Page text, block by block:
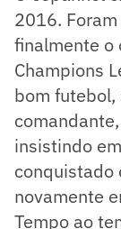
2016.
finalmente o
Champions
bom
insistindo
conquistado
novamente
Tempo ao